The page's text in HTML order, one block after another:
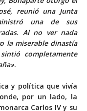
reunió una Junta
una de sus
Al no ver nada
la miserable dinastía
completamente
.
y política que vivía
por un lado, la
Carlos IV y su